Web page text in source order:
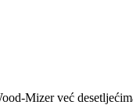
Mizer već